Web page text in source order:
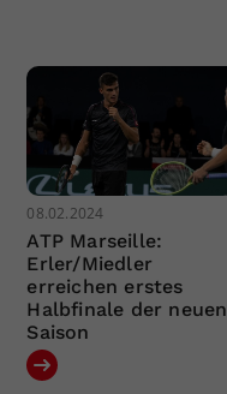
08.02.2024
ATP Marseille:
Erler/Miedler
erreichen erstes
Halbfinale der neuen
Saison